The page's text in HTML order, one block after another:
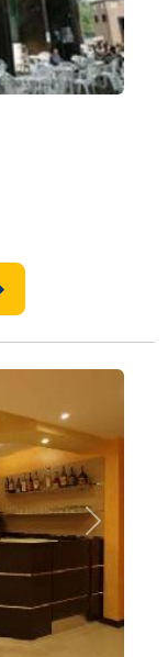
Weiter